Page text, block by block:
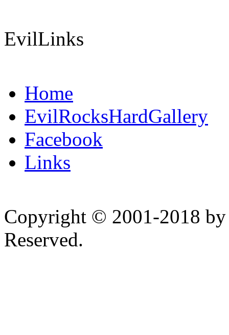
EvilLinks
Home
EvilRocksHardGallery
Facebook
Links
Copyright © 2001-2018
Reserved.